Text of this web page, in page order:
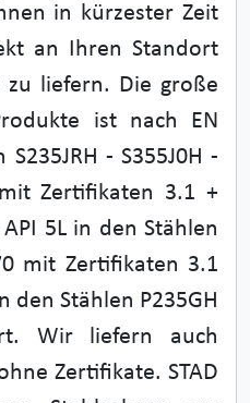
in kürzester Zeit
an Ihren Standort
liefern. Die große
ist nach EN
- S355J0H -
Zertifikaten 3.1 +
5L in den Stählen
mit Zertifikaten 3.1
den Stählen P235GH
Wir liefern auch
Zertifikate. STAD